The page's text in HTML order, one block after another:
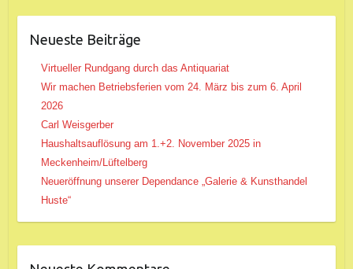
Neueste Beiträge
Virtueller Rundgang durch das Antiquariat
Wir machen Betriebsferien vom 24. März bis zum 6. April
2026
Carl Weisgerber
Haushaltsauflösung am 1.+2. November 2025 in
Meckenheim/Lüftelberg
Neueröffnung unserer Dependance „Galerie & Kunsthandel
Huste“